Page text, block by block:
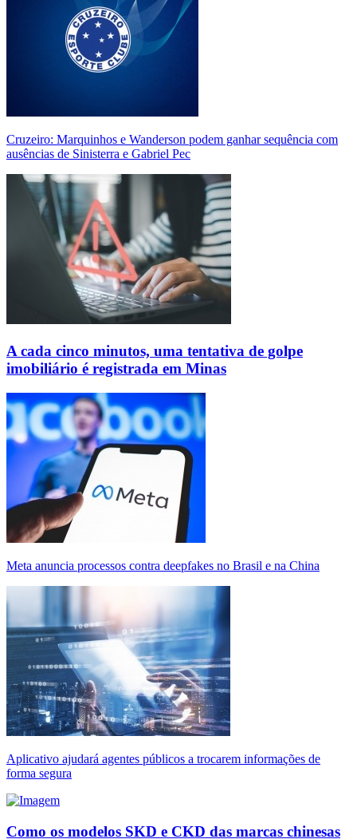
Cruzeiro: Marquinhos e Wanderson podem ganhar sequência com
ausências de Sinisterra e Gabriel Pec
A cada cinco minutos, uma tentativa de golpe
imobiliário é registrada em Minas
Meta anuncia processos contra deepfakes no Brasil e na China
Aplicativo ajudará agentes públicos a trocarem informações de
forma segura
Como os modelos SKD e CKD das marcas chinesas